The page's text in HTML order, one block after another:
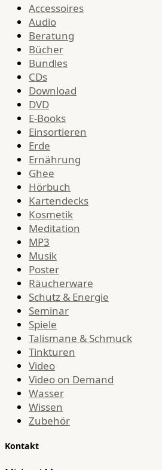
Accessoires
Audio
Beratung
Bücher
Bundles
CDs
Download
DVD
E-Books
Einsortieren
Erde
Ernährung
Ghee
Hörbuch
Kartendecks
Kosmetik
Meditation
MP3
Musik
Poster
Räucherware
Schutz & Energie
Seminar
Spiele
Talismane & Schmuck
Tinkturen
Video
Video on Demand
Wasser
Wissen
Zubehör
Kontakt